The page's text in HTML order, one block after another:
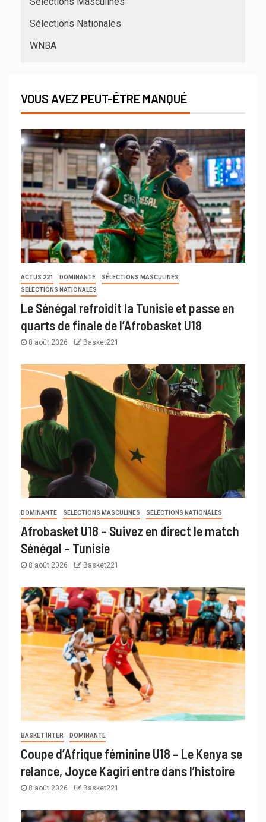
Sélections Nationales
WNBA
VOUS AVEZ PEUT-ÊTRE MANQUÉ
ACTUS 221 DOMINANTE
SÉLECTIONS MASCULINES
SÉLECTIONS NATIONALES
Le Sénégal refroidit la Tunisie et passe en
quarts de finale de l’Afrobasket U18
8 août 2026 Basket221
DOMINANTE SÉLECTIONS MASCULINES SÉLECTIONS NATIONALES
Afrobasket U18 – Suivez en direct le match
Sénégal – Tunisie
8 août 2026 Basket221
BASKET INTER DOMINANTE
Coupe d’Afrique féminine U18 – Le Kenya se
relance, Joyce Kagiri entre dans l’histoire
8 août 2026 Basket221